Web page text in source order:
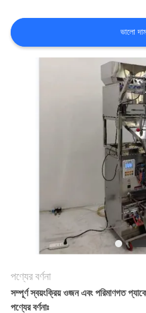
সাথে
যোগাযোগ
উদ্ধৃতি
সাইট
ভালো দাম
পণ্যের বর্ণনা
সম্পূর্ণ স্বয়ংক্রিয় ওজন এবং পরিমাণগত
পণ্যের বর্ণনাঃ